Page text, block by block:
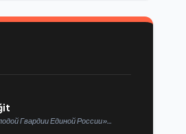
Гвардии Единой России»